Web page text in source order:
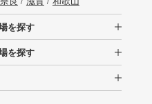
を探す
を探す